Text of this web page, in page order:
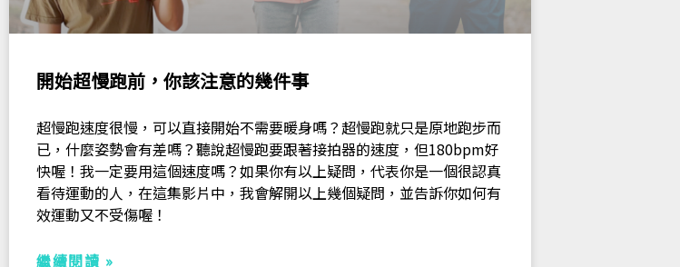
開始超慢跑前，你該注意的幾件事
超慢跑速度很慢，可以直接開始不需要暖身嗎？超慢跑就只是原地跑步而
已，什麼姿勢會有差嗎？聽說超慢跑要跟著接拍器的速度，但180bpm好
快喔！我一定要用這個速度嗎？如果你有以上疑問，代表你是一個很認真
看待運動的人，在這集影片中，我會解開以上幾個疑問，並告訴你如何有
效運動又不受傷喔！
繼續閱讀 »